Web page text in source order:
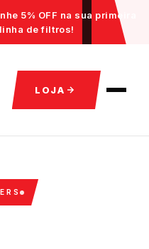
5% OFF na sua primeira
de filtros!
LOJA